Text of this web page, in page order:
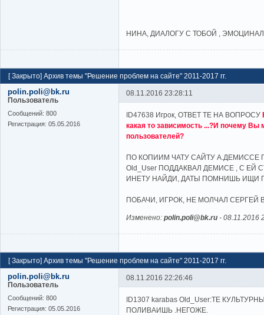
НИНА, ДИАЛОГУ С ТОБОЙ ,
[Закрыто] Архив темы "Решение проблем на сайте" 2011-2017 гг.
polin.poli@bk.ru
Пользователь
Cообщений: 800
Регистрация: 05.05.2016
08.11.2016 23:28:11
ID47638 Игрок, ОТВЕТ ТЕ НА ВОПРОСУ
какая то зависимость ...?И почему Вы
пользователей?
ПО КОПИИМ ЧАТУ САЙТУ А.ДЕМИССЕ
Old_User ПОДДАКВАЛ ДЕМИСЕ , С ЕЙ
ИНЕТУ НАЙДИ, ДАТЫ ПОМНИШЬ ИЩИ
ПОБАЧИ, ИГРОК, НЕ МОЛЧАЛ СЕРГЕЙ
Изменено: polin.poli@bk.ru - 08.11.2016
[Закрыто] Архив темы "Решение проблем на сайте" 2011-2017 гг.
polin.poli@bk.ru
Пользователь
Cообщений: 800
Регистрация: 05.05.2016
08.11.2016 22:26:46
ID1307 karabas Old_User:ТЕ
ПОЛИВАИШЬ .НЕГОЖЕ.